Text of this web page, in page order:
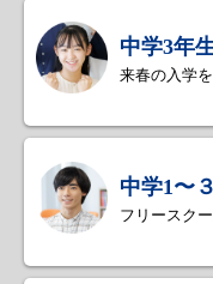
中学3年
来春の入学
中学1〜
フリースク